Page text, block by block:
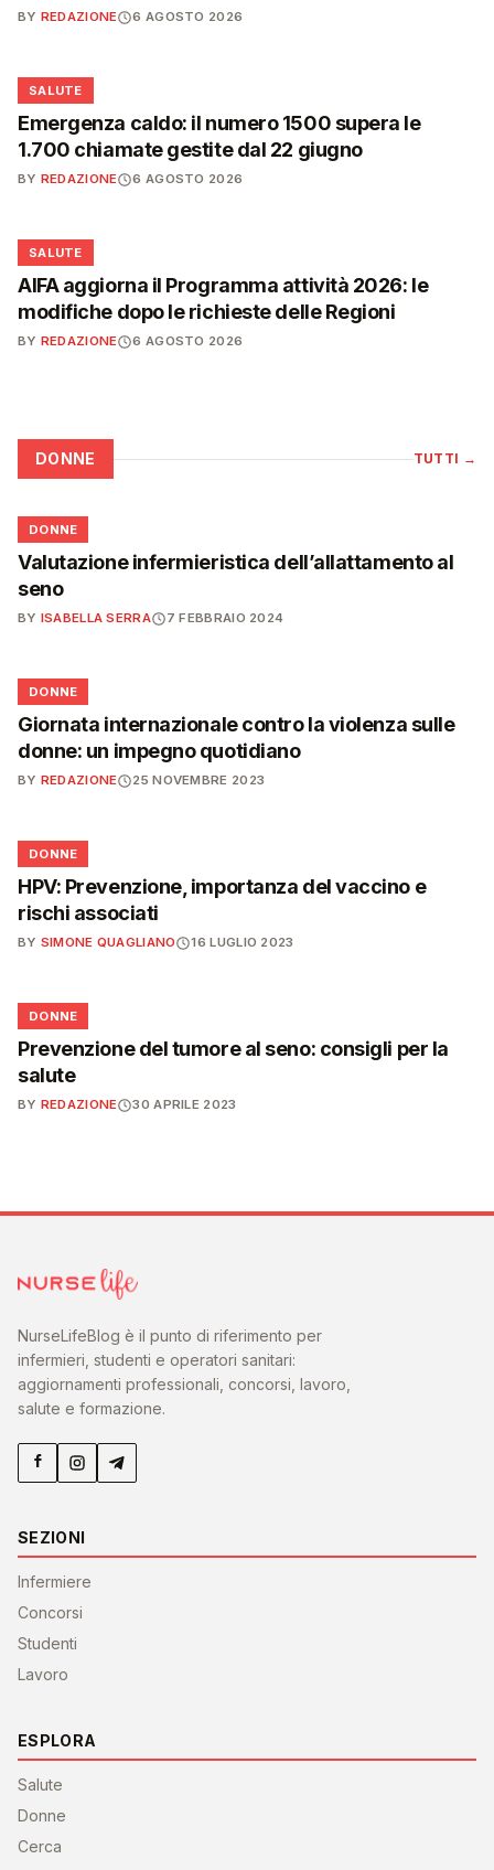
BY REDAZIONE 6 AGOSTO 2026
❤️
SALUTE
Emergenza caldo: il numero 1500 supera le
1.700 chiamate gestite dal 22 giugno
BY REDAZIONE 6 AGOSTO 2026
❤️
SALUTE
AIFA aggiorna il Programma attività 2026: le
modifiche dopo le richieste delle Regioni
BY REDAZIONE 6 AGOSTO 2026
DONNE TUTTI →
🌸
DONNE
Valutazione infermieristica dell’allattamento al
seno
BY ISABELLA SERRA 7 FEBBRAIO 2024
🌸
DONNE
Giornata internazionale contro la violenza sulle
donne: un impegno quotidiano
BY REDAZIONE 25 NOVEMBRE 2023
🌸
DONNE
HPV: Prevenzione, importanza del vaccino e
rischi associati
BY SIMONE QUAGLIANO 16 LUGLIO 2023
🌸
DONNE
Prevenzione del tumore al seno: consigli per la
salute
BY REDAZIONE 30 APRILE 2023
NurseLifeBlog è il punto di riferimento per
infermieri, studenti e operatori sanitari:
aggiornamenti professionali, concorsi, lavoro,
salute e formazione.
SEZIONI
Infermiere
Concorsi
Studenti
Lavoro
ESPLORA
Salute
Donne
Cerca